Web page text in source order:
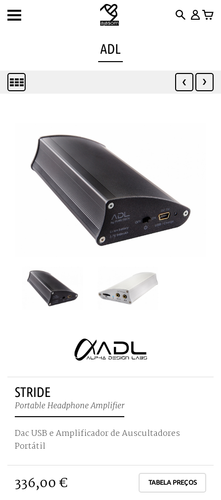
Toggle
ADL
STRIDE
Portable Headphone Amplifier
Dac USB e Amplificador de Auscultadores
Portátil
336,00 € TABELA PREÇOS